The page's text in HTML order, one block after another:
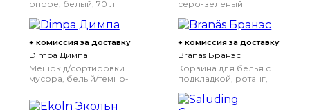
опоре, белый, 70 л
серо-зеленый
+ комиссия за доставку
Dimpa Димпа
Мешок д/сортировки
мусора, белый/темно-
22x35x45 см/35 л
+ комиссия за доставку
Branäs Бранэс
Корзина для белья с
подкладкой, ротанг,